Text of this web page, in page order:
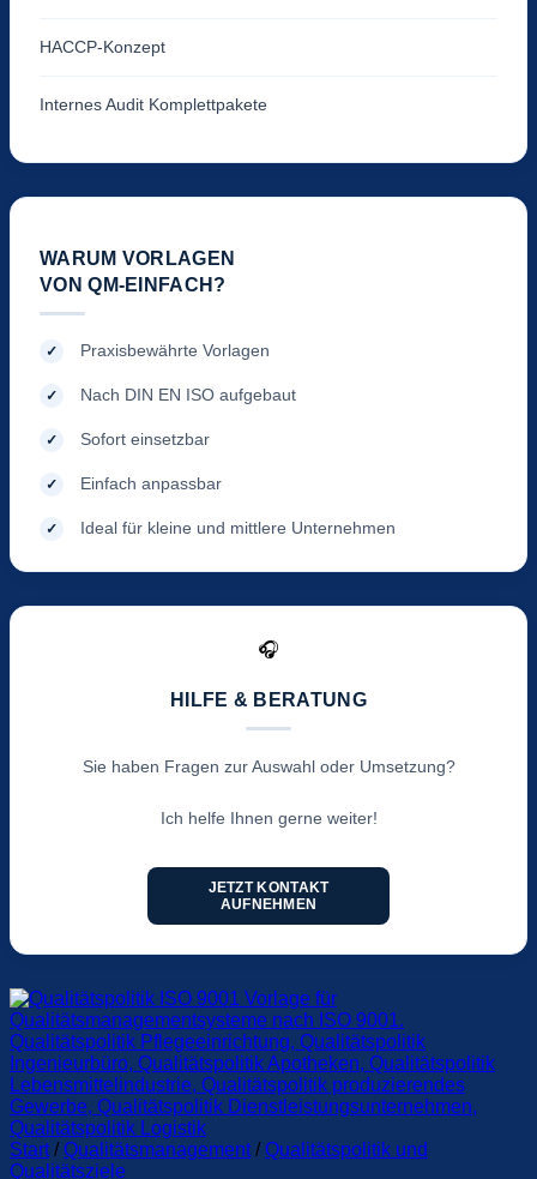
HACCP-Konzept
Internes Audit Komplettpakete
WARUM VORLAGEN
VON QM-EINFACH?
Praxisbewährte Vorlagen
Nach DIN EN ISO aufgebaut
Sofort einsetzbar
Einfach anpassbar
Ideal für kleine und mittlere Unternehmen
🎧
HILFE & BERATUNG
Sie haben Fragen zur Auswahl oder Umsetzung?
Ich helfe Ihnen gerne weiter!
JETZT KONTAKT
AUFNEHMEN
Start / Qualitätsmanagement / Qualitätspolitik und
Qualitätsziele